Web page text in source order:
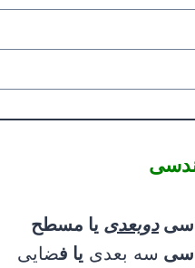
دوبعدی یا مسطح
سه بعدی یا فضایی